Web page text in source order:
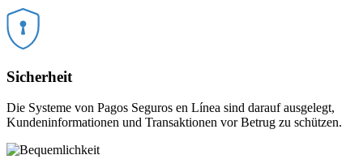
Sicherheit
Die Systeme von Pagos Seguros en Línea sind darauf ausgelegt,
Kundeninformationen und Transaktionen vor Betrug zu schützen.